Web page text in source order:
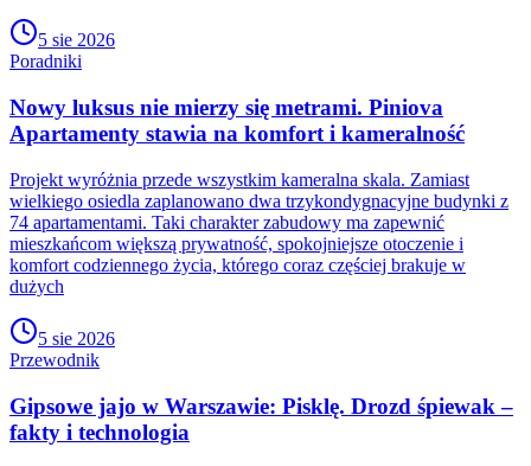
5 sie 2026
Poradniki
Nowy luksus nie mierzy się metrami. Piniova
Apartamenty stawia na komfort i kameralność
Projekt wyróżnia przede wszystkim kameralna skala. Zamiast
wielkiego osiedla zaplanowano dwa trzykondygnacyjne budynki z
74 apartamentami. Taki charakter zabudowy ma zapewnić
mieszkańcom większą prywatność, spokojniejsze otoczenie i
komfort codziennego życia, którego coraz częściej brakuje w
dużych
5 sie 2026
Przewodnik
Gipsowe jajo w Warszawie: Pisklę. Drozd śpiewak –
fakty i technologia